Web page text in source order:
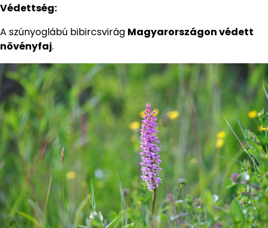
Védettség:
A szúnyoglábú bibircsvirág Magyarországon védett
növényfaj.